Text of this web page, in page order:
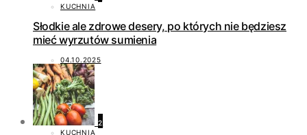
KUCHNIA
Słodkie ale zdrowe desery, po których nie będziesz
mieć wyrzutów sumienia
04.10.2025
2
KUCHNIA